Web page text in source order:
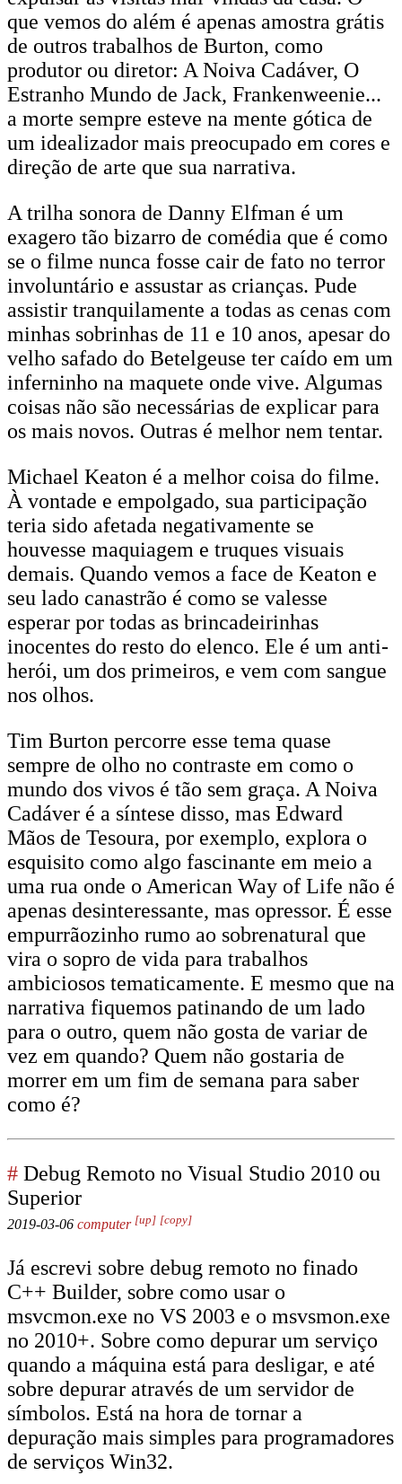
que vemos do além é apenas amostra grátis
de outros trabalhos de Burton, como
produtor ou diretor: A Noiva Cadáver, O
Estranho Mundo de Jack, Frankenweenie...
a morte sempre esteve na mente gótica de
um idealizador mais preocupado em cores e
direção de arte que sua narrativa.
A trilha sonora de Danny Elfman é um
exagero tão bizarro de comédia que é como
se o filme nunca fosse cair de fato no terror
involuntário e assustar as crianças. Pude
assistir tranquilamente a todas as cenas com
minhas sobrinhas de 11 e 10 anos, apesar do
velho safado do Betelgeuse ter caído em um
inferninho na maquete onde vive. Algumas
coisas não são necessárias de explicar para
os mais novos. Outras é melhor nem tentar.
Michael Keaton é a melhor coisa do filme.
À vontade e empolgado, sua participação
teria sido afetada negativamente se
houvesse maquiagem e truques visuais
demais. Quando vemos a face de Keaton e
seu lado canastrão é como se valesse
esperar por todas as brincadeirinhas
inocentes do resto do elenco. Ele é um anti-
herói, um dos primeiros, e vem com sangue
nos olhos.
Tim Burton percorre esse tema quase
sempre de olho no contraste em como o
mundo dos vivos é tão sem graça. A Noiva
Cadáver é a síntese disso, mas Edward
Mãos de Tesoura, por exemplo, explora o
esquisito como algo fascinante em meio a
uma rua onde o American Way of Life não é
apenas desinteressante, mas opressor. É esse
empurrãozinho rumo ao sobrenatural que
vira o sopro de vida para trabalhos
ambiciosos tematicamente. E mesmo que na
narrativa fiquemos patinando de um lado
para o outro, quem não gosta de variar de
vez em quando? Quem não gostaria de
morrer em um fim de semana para saber
como é?
# Debug Remoto no Visual Studio 2010 ou
Superior
2019-03-06 computer [up] [copy]
Já escrevi sobre debug remoto no finado
C++ Builder, sobre como usar o
msvcmon.exe no VS 2003 e o msvsmon.exe
no 2010+. Sobre como depurar um serviço
quando a máquina está para desligar, e até
sobre depurar através de um servidor de
símbolos. Está na hora de tornar a
depuração mais simples para programadores
de serviços Win32.